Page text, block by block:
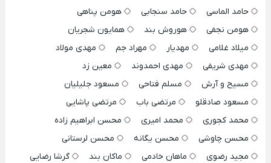
حامد الماسی
حامد سنجابی
هومن پناهی
هومن نجفی
هوروش بند
همایون شجریان
میلاد غلامی
مهدیار مهراد جم
مهدی مولاد
مهدی شریفی
مهدی احمدوند
معین زد
مسیح و آرش
مسلم فتاحی
مسعود جلیلیان
مسعود صادقلو
مرتضی باب
مرتضی پاشایی
محمد کجوری
محمد امیری
محسن ابراهیم زاده
محسن چاوشی
محسن یگانه
محسن لرستانی
مجید رضوی
ماهان خادمی ماکان بند
گرشا رضایی